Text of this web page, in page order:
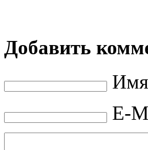
Добавить
Имя
E-